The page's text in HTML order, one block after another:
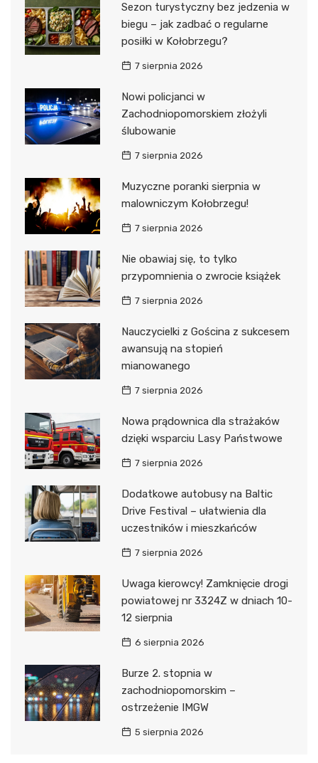
Sezon turystyczny bez jedzenia w
biegu – jak zadbać o regularne
posiłki w Kołobrzegu?
7 sierpnia 2026
Nowi policjanci w
Zachodniopomorskiem złożyli
ślubowanie
7 sierpnia 2026
Muzyczne poranki sierpnia w
malowniczym Kołobrzegu!
7 sierpnia 2026
Nie obawiaj się, to tylko
przypomnienia o zwrocie książek
7 sierpnia 2026
Nauczycielki z Gościna z sukcesem
awansują na stopień
mianowanego
7 sierpnia 2026
Nowa prądownica dla strażaków
dzięki wsparciu Lasy Państwowe
7 sierpnia 2026
Dodatkowe autobusy na Baltic
Drive Festival – ułatwienia dla
uczestników i mieszkańców
7 sierpnia 2026
Uwaga kierowcy! Zamknięcie drogi
powiatowej nr 3324Z w dniach 10-
12 sierpnia
6 sierpnia 2026
Burze 2. stopnia w
zachodniopomorskim –
ostrzeżenie IMGW
5 sierpnia 2026